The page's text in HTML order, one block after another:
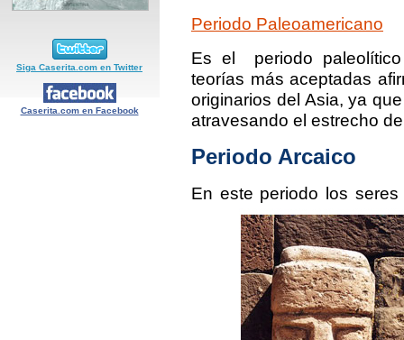
Siga Caserita.com en Twitter
Caserita.com en Facebook
Periodo Paleoamericano
Es el periodo
teorías más aceptadas
originarios del Asia, ya
atravesando el estrecho
Periodo Arcaico
En este periodo los